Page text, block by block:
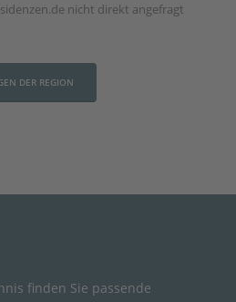
nicht direkt angefragt
DER REGION
finden Sie passende